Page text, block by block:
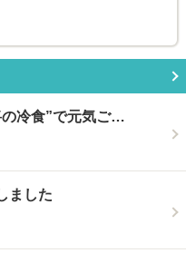
冷食”で元気ご…
ました